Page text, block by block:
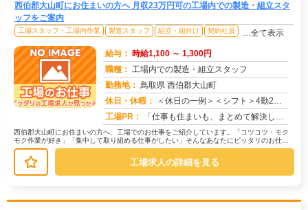
西伯郡大山町にお住まいの方へ 月収23万円可の工場内での製造・組立スタ
ッフをご案内
工場スタッフ・工場内作業 製造スタッフ 組立・組付け 契約社員 …全て表示
給与： 時給1,100 ～ 1,300円
職種： 工場内での製造・組立スタッフ
勤務地： 鳥取県 西伯郡大山町
休日・休暇：
＜休日の一例＞＜シフト＞4勤2休＜休日＞工場カレンダーによる★長期休暇あり★有給休暇あり※配属先により休日・勤務形...
工場PR：
「仕事も住まいも、まとめて解決したい！」そんなあなたを応援します。株式会社京栄センターでは、全国の工場求人をご紹介...
西伯郡大山町にお住まいの方へ、工場でのお仕事をご紹介しています。「コツコツ・モク
モク作業が好き」「集中して取り組める仕事がしたい」そんなあなたにピッタリのお仕事
を、京栄センターがご紹介します。☆...
工場求人の詳細を見る